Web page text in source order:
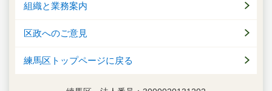
組織と業務案内
区政へのご意見
練馬区トップページに戻る